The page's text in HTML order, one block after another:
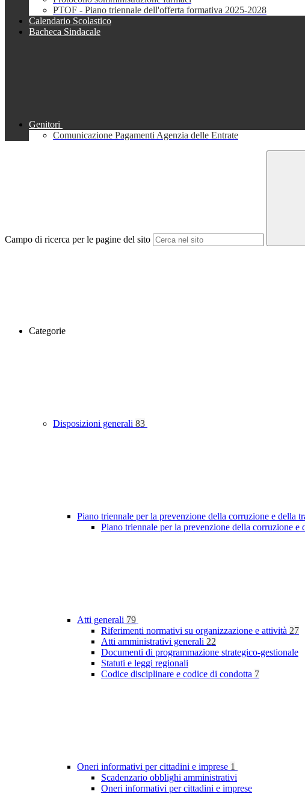
PTOF - Piano triennale dell'offerta formativa 2025-2028
Calendario Scolastico
Bacheca Sindacale
Genitori
Comunicazione Pagamenti Agenzia delle Entrate
Campo di ricerca per le pagine del sito
Categorie
Disposizioni generali 83
Piano triennale per la prevenzione della corruzione e della
Piano triennale per la prevenzione della corruzione e
Atti generali 79
Riferimenti normativi su organizzazione e attività 27
Atti amministrativi generali 22
Documenti di programmazione strategico-gestionale
Statuti e leggi regionali
Codice disciplinare e codice di condotta 7
Oneri informativi per cittadini e imprese 1
Scadenzario obblighi amministrativi
Oneri informativi per cittadini e imprese